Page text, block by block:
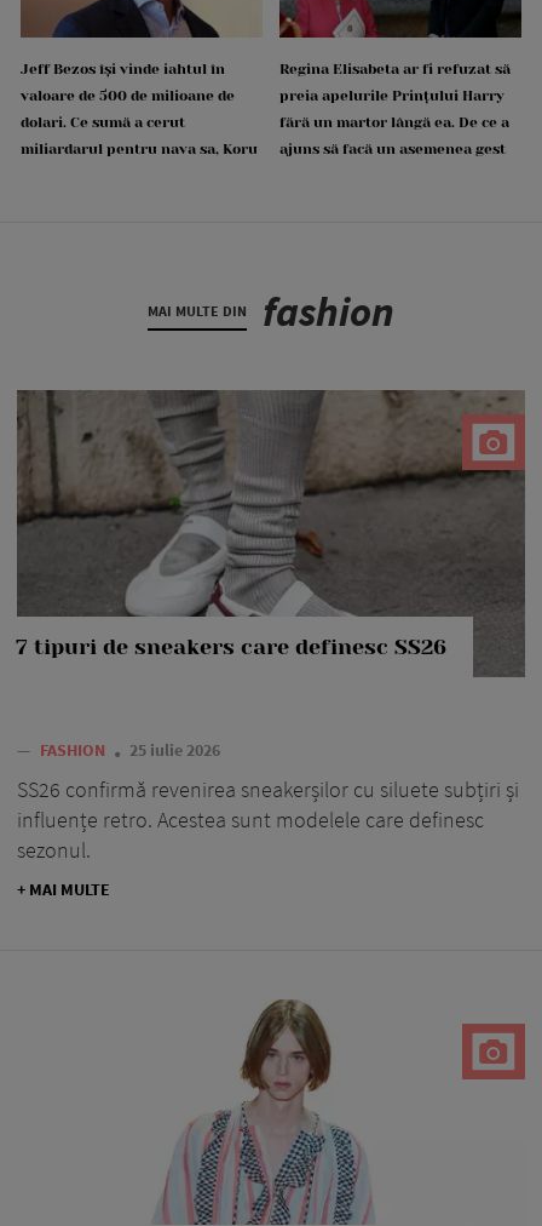
Jeff Bezos își vinde iahtul în
valoare de 500 de milioane de
dolari. Ce sumă a cerut
miliardarul pentru nava sa, Koru
Regina Elisabeta ar fi refuzat să
preia apelurile Prințului Harry
fără un martor lângă ea. De ce a
ajuns să facă un asemenea gest
MAI MULTE DIN fashion
7 tipuri de sneakers care definesc SS26
— FASHION 25 iulie 2026
SS26 confirmă revenirea sneakerșilor cu siluete subțiri și
influențe retro. Acestea sunt modelele care definesc
sezonul.
+ MAI MULTE